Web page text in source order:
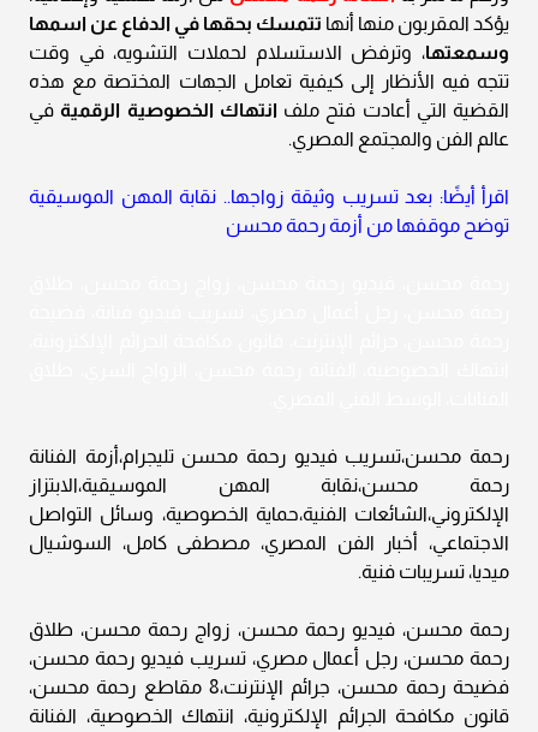
يؤكد المقربون منها أنها تتمسك بحقها في الدفاع عن اسمها
وسمعتها، وترفض الاستسلام لحملات التشويه، في وقت
تتجه فيه الأنظار إلى كيفية تعامل الجهات المختصة مع هذه
القضية التي أعادت فتح ملف انتهاك الخصوصية الرقميةفي
عالم الفن والمجتمع المصري.
اقرأ أيضًا: بعد تسريب وثيقة زواجها.. نقابة المهن الموسيقية
توضح موقفها من أزمة رحمة محسن
رحمة محسن،تسريب فيديو رحمة محسن تليجرام،أزمة الفنانة
رحمة محسن،نقابة المهن الموسيقية،الابتزاز
الإلكتروني،الشائعات الفنية،حماية الخصوصية، وسائل التواصل
الاجتماعي، أخبار الفن المصري، مصطفى كامل، السوشيال
ميديا، تسريبات فنية.
رحمة محسن، فيديو رحمة محسن، زواج رحمة محسن، طلاق
رحمة محسن، رجل أعمال مصري، تسريب فيديو رحمة محسن،
فضيحة رحمة محسن، جرائم الإنترنت،8 مقاطع رحمة محسن،
قانون مكافحة الجرائم الإلكترونية، انتهاك الخصوصية، الفنانة